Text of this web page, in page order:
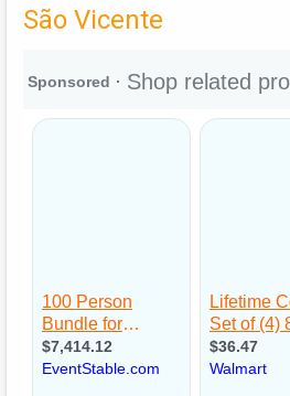
São Vicente